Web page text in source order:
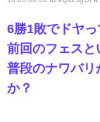
6勝1敗でドヤ
前回のフェスと
普段のナワバ
か？